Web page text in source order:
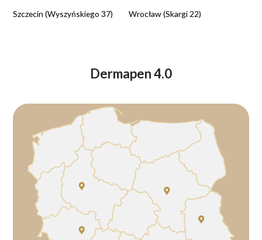
Szczecin (Wyszyńskiego 37) Wrocław (Skargi 22)
Dermapen 4.0